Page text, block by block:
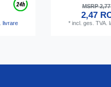
livrare
MSRP
2,47
* incl. ges. TVA.